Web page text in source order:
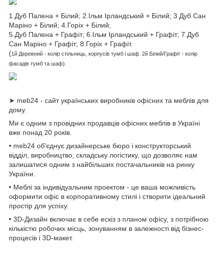
1.Дуб Палена + Білий; 2.Ільм Ірландський + Білий; 3.Дуб Сан
Маріно + Білий; 4.Горіх + Білий;
5.Дуб Палена + Графіт; 6.Ільм Ірландський + Графіт; 7.Дуб
Сан Маріно + Графіт; 8.Горіх + Графіт.
(1й Деревний - колір стільниць, корпусів тумб і шаф. 2й Білий/Графіт - колір
фасадів тумб та шаф).
➤ meb24 - сайт українських виробників офісних та меблів для
дому.
Ми є одним з провідних продавців офісних меблів в Україні
вже понад 20 років.
• meb24 об'єднує дизайнерське бюро і конструкторський
відділ, виробництво, складську логістику, що дозволяє нам
залишатися одним з найбільших постачальників на ринку
України.
• Меблі за індивідуальним проектом - це ваша можливість
оформити офіс в корпоративному стилі і створити ідеальний
простір для успіху.
• 3D-Дизайн включає в себе ескіз з планом офісу, з потрібною
кількістю робочих місць, зонуванням в залежності від бізнес-
процесів і 3D-макет.